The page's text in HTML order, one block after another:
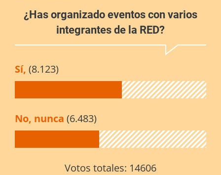
¿Has organizado eventos con varios
integrantes de la RED?
Sí, (8.123)
No, nunca (6.483)
Votos totales: 14606